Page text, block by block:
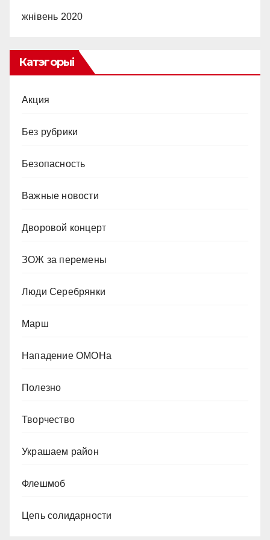
жнівень 2020
Катэгорыі
Акция
Без рубрики
Безопасность
Важные новости
Дворовой концерт
ЗОЖ за перемены
Люди Серебрянки
Марш
Нападение ОМОНа
Полезно
Творчество
Украшаем район
Флешмоб
Цепь солидарности